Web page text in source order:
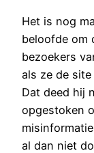
Het is nog
beloofde om
bezoekers
als ze de
Dat deed hij
opgestoken
al dan niet